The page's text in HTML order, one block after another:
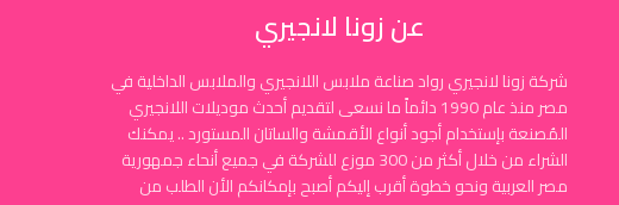
عن زونا لانجيري
شركة زونا لانجيري رواد صناعة ملابس اللانجيري والملابس الداخلية في
مصر منذ عام 1990 دائماً ما نسعى لتقديم أحدث موديلات اللانجيري
المُصنعة بإستخدام أجود أنواع الأقمشة والساتان المستورد .. يمكنك
الشراء من خلال أكثر من 300 موزع للشركة في جميع أنحاء جمهورية
مصر العربية ونحو خطوة أقرب إليكم أصبح بإمكانكم الأن الطلب من